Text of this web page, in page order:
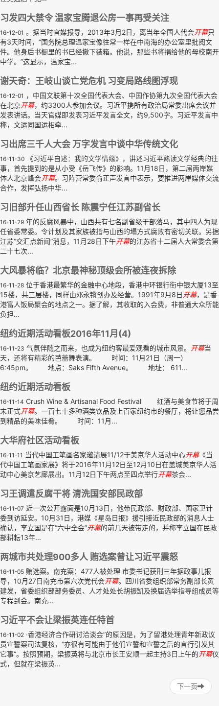
习发四大禁令 温家宝腾退公房一事再受关注
16-12-01 。据当时官媒报导，2013年3月2日，离当年全国人代会开幕只
有3天时间，“国务院总理温家宝像往常一样在中南海的办公室里批阅文
件。他身后书橱里的书已经撤下装箱。他说，那些书将捐给他的母校南开
中学。”这显示，温家宝...
谢天奇：王岐山谈亡党危机 习变局路线图浮现
16-12-01 ，中国文联第十次全国代表大会、中国作协第九次全国代表大会
在北京开幕，约3300人参加会议。习近平携所有政治局常委出席会议并
发表讲话。当天官媒即发表习近平发言全文，约9,500字。习近平发言中
称，文运同国运相牵...
习出席三千人大会 万字发言中谈中华传统文化
16-11-30 《习近平自述：我的文学情缘》，讲述习近平熟读文学经典的往
事，首先提到的是从小受《岳飞传》的影响。11月18日，第二届两岸媒
体人北京峰会开幕。习阵营常委俞正声发言中表示，要推进两岸媒体交流
合作，发挥弘扬中华...
习旧部升任山西省长 陈震宁任江苏副省长
16-11-29 年的反腐风暴中，山西共有七名副省级干部落马，其中四人为现
任省委常委。令计划及其家族被指与山西的塌方式腐败有密切关联。另据
江苏“交汇点新闻”消息，11月28日下午开幕的江苏省十二届人大常委会第
二十七次...
大风暴将临？北京最神秘顶级会所被连夜拆除
16-11-28 位于香港最繁华的金融中心地段，香港中环银行街中银大厦13至
15楼，共三层楼，同样由邓永锵创办及经营。1991年9月8日 开幕，是香
港富人饭局聚会的地点之一。据了解，其收取的入会费，非普通大众所能
负担...
纽约近期活动看板2016年11月(4)
16-11-23 气氛伴随之而来，也成为纽约客最爱观看的城市风景。 开幕当
天，还将有精彩的芭蕾舞表演。 时间：11月21日（周一）
6:45pm。 地点：Saks Fifth Avenue。 地址： 611...
纽约近期活动看板
16-11-14 Crush Wine & Artisanal Food Festival 红酒与美食节将于周
末正式开幕。一百七十多种酒类饮品及上百家纽约市的餐厅，将让您品尝
到精品的美味佳肴。 时间：11月...
大华府社区活动看板
16-11-11 当代中国工笔画名家邀请展11/12于美京华人活动中心开幕《当
代中国工笔画家展》将于2016年11月12日至12月10日在盖城美京华人活
动中心美京艺廊展出。11月12日下午两点至四点举行开幕茶会...
习王调遣反腐干将 清洗国安部民政部
16-11-07 近一次公开露面是10月13日，他带民政部、财政部、国家卫计
委到访延安。10月31日，港媒《星岛日报》援引接近民政部的消息人士
确认，李立国是在“六中全会”开幕的前几天被带走的，并称李立国在民政
部耕耘13年...
两城市共处理900多人 贿选案曾让习近平震怒
16-11-05 贿选案。南充案：477人被处理 市委书记获刑三年据政事儿报
导，10月27日南充市第六次党代会开幕。四川省委组织部常务副部长黄
建发，省委组织部部务委员、人才处处长胡振凯及换届选举指导组成员等
专程到会。南充...
习近平不会让梁振英连任特首
16-11-02 ‧香港经济合作研讨洽谈会”的原因是，为了留港处理青年新政议
员宣誓案司法复核，“亦很有可能由于他们宣誓和宣誓之后的言行引发其
它事”。按照预期，梁振英将与北京市长王安顺一起主持3日上午的开幕仪
式，但就在梁振英...
下一页